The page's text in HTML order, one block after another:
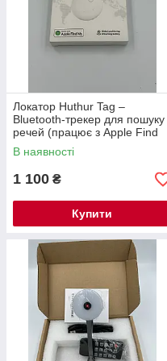
Локатор Huthur Tag –
Bluetooth-трекер для пошуку
речей (працює з Apple Find
My)
В наявності
1 100 ₴
Купити